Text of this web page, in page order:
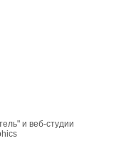
и веб-студии